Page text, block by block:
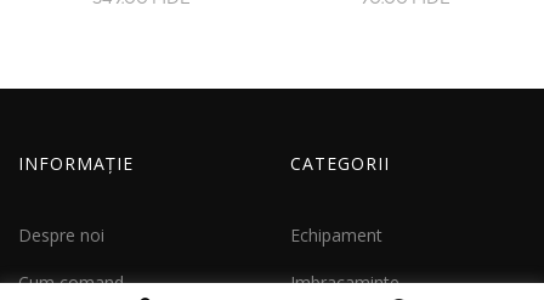
INFORMAȚIE
Despre noi
Cum comand
CATEGORII
Echipament
Imbracaminte